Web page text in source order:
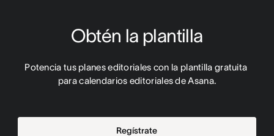
Obtén la plantilla
Potencia tus planes editoriales con la plantilla gratuita
para calendarios editoriales de Asana.
Regístrate